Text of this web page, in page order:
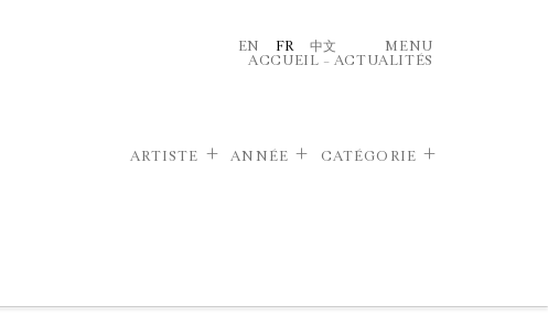
EN FR 中文
MENU
ACCUEIL – ACTUALITÉS
ARTISTE ANNÉE CATÉGORIE